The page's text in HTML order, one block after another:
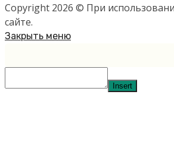
Copyright 2026 © При
сайте.
Закрыть меню
Insert